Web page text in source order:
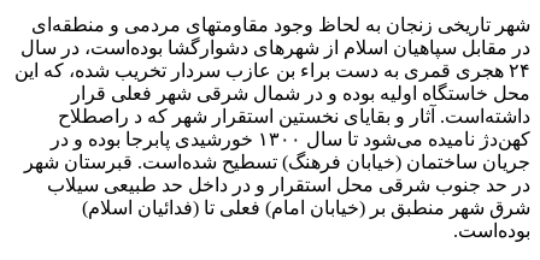
شهر تاریخی زنجان به لحاظ وجود مقاومتهای مردمی و منطقه‌ای
در مقابل سپاهیان اسلام از شهرهای دشوارگشا بوده‌است، در سال
۲۴ هجری قمری به دست براء بن عازب سردار تخریب شده، که این
محل خاستگاه اولیه بوده و در شمال شرقی شهر فعلی قرار
داشته‌است. آثار و بقایای نخستین استقرار شهر که د راصطلاح
کهن‌دژ نامیده می‌شود تا سال ۱۳۰۰ خورشیدی پابرجا بوده و در
جریان ساختمان (خیابان فرهنگ) تسطیح شده‌است. قبرستان شهر
در حد جنوب شرقی محل استقرار و در داخل حد طبیعی سیلاب
شرق شهر منطبق بر (خیابان امام) فعلی تا (فدائیان اسلام)
بوده‌است.